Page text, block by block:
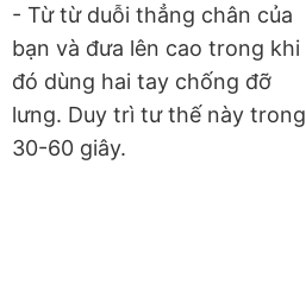
- Từ từ duỗi thẳng chân của
bạn và đưa lên cao trong khi
đó dùng hai tay chống đỡ
lưng. Duy trì tư thế này trong
30-60 giây.